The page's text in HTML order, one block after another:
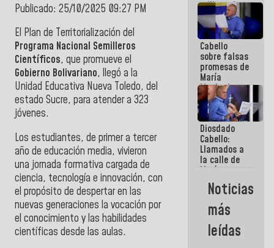
Publicado: 25/10/2025 09:27 PM
El Plan de Territorialización del
Programa Nacional Semilleros
Científicos, que promueve el
Gobierno Bolivariano, llegó a la
Unidad Educativa Nueva Toledo, del
estado Sucre, para atender a 323
jóvenes.
Los estudiantes, de primer a tercer
año de educación media, vivieron
una jornada formativa cargada de
ciencia, tecnología e innovación, con
el propósito de despertar en las
nuevas generaciones la vocación por
el conocimiento y las habilidades
científicas desde las aulas.
militancia
es la
organización
política más
sólida de
Venezuela
Cabello
sobre falsas
promesas de
María
Machado:
¿Quién le
puede creer?
¿Y la gente
que ella iba
a salvar en
La Guaira?
Diosdado
Cabello:
Llamados a
la calle de
María
Machado se
estrellaron
de frente
contra el
Pueblo
Noticias
más
leídas